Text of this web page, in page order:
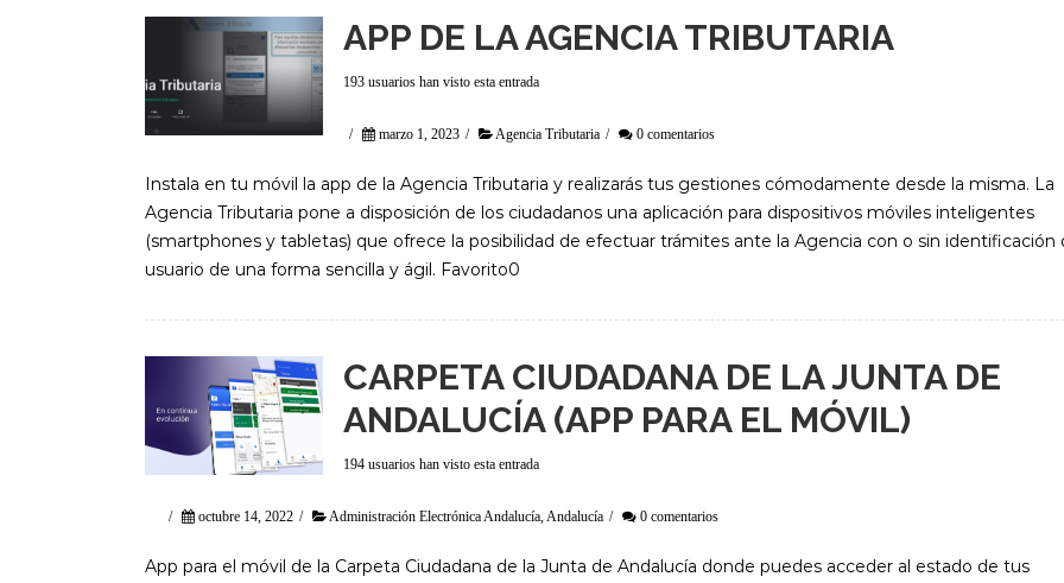
APP DE LA AGENCIA TRIBUTARIA
193 usuarios han visto esta entrada
/ marzo 1, 2023 / Agencia Tributaria / 0 comentarios
Instala en tu móvil la app de la Agencia Tributaria y realizarás tus gestiones cómodamente desde la misma. La
Agencia Tributaria pone a disposición de los ciudadanos una aplicación para dispositivos móviles inteligentes
(smartphones y tabletas) que ofrece la posibilidad de efectuar trámites ante la Agencia con o sin identificación
usuario de una forma sencilla y ágil. Favorito0
CARPETA CIUDADANA DE LA JUNTA DE
ANDALUCÍA (APP PARA EL MÓVIL)
194 usuarios han visto esta entrada
/ octubre 14, 2022 / Administración Electrónica Andalucía Andalucía / 0 comentarios
App para el móvil de la Carpeta Ciudadana de la Junta de Andalucía donde puedes acceder al estado de tus